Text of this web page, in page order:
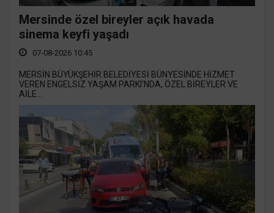
Mersinde özel bireyler açık havada
sinema keyfi yaşadı
07-08-2026 10:45
MERSİN BÜYÜKŞEHİR BELEDİYESİ BÜNYESİNDE HİZMET
VEREN ENGELSİZ YAŞAM PARKI'NDA, ÖZEL BİREYLER VE
AİLE...